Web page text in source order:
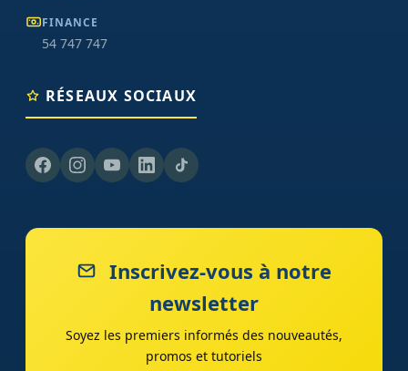
FINANCE
54 747 747
RÉSEAUX SOCIAUX
Inscrivez-vous à notre
newsletter
Soyez les premiers informés des nouveautés,
promos et tutoriels